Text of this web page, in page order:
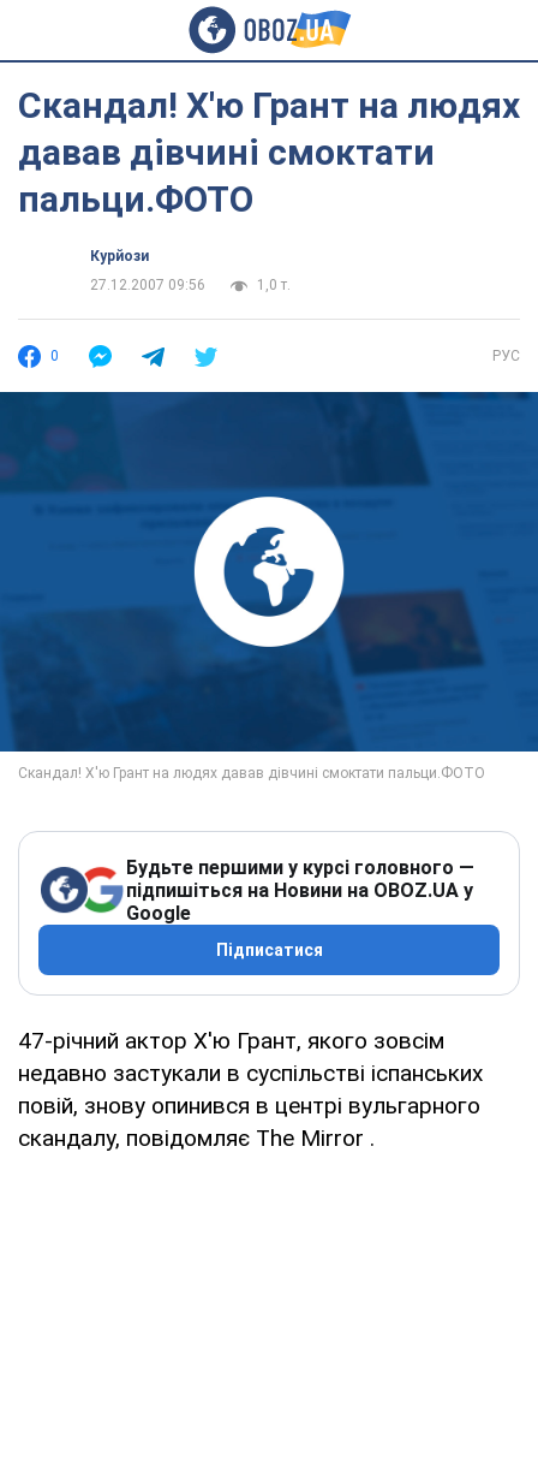
Скандал! Х'ю Грант на людях
давав дівчині смоктати
пальци.ФОТО
Курйози
27.12.2007 09:56
1,0 т.
0 РУС
Будьте першими у курсі головного —
підпишіться на Новини на OBOZ.UA у
Google
Підписатися
47-річний актор Х'ю Грант, якого зовсім
недавно застукали в суспільстві іспанських
повій, знову опинився в центрі вульгарного
скандалу, повідомляє The Mirror .